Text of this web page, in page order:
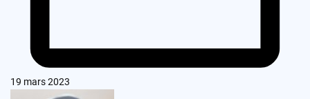
19 mars 2023